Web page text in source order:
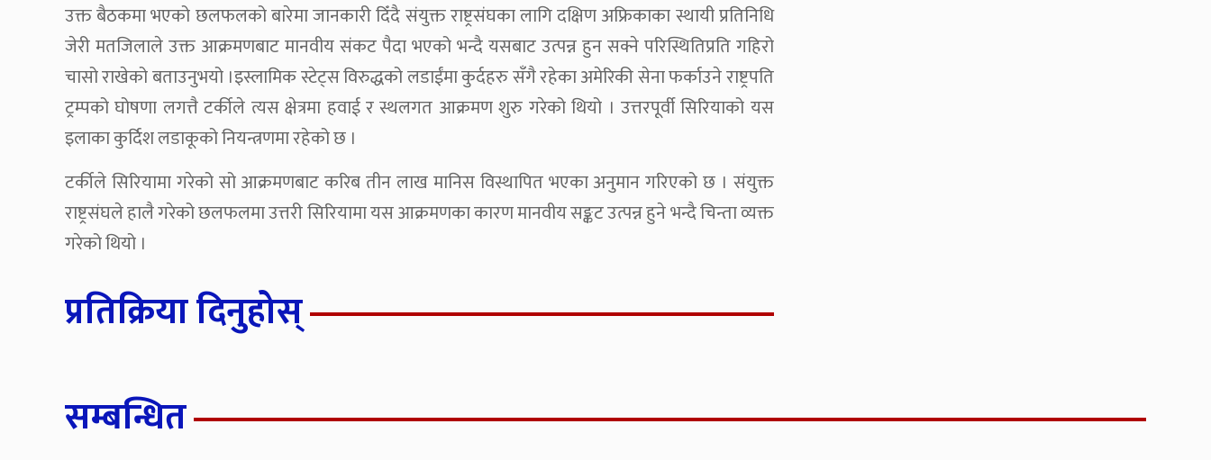
उक्त बैठकमा भएको छलफलको बारेमा जानकारी दिँदै संयुक्त राष्ट्रसंघका लागि दक्षिण अफ्रिकाका स्थायी प्रतिनिधि
जेरी मतजिलाले उक्त आक्रमणबाट मानवीय संकट पैदा भएको भन्दै यसबाट उत्पन्न हुन सक्ने परिस्थितिप्रति गहिरो
चासो राखेको बताउनुभयो ।इस्लामिक स्टेट्स विरुद्धको लडाईंमा कुर्दहरु सँगै रहेका अमेरिकी सेना फर्काउने राष्ट्रपति
ट्रम्पको घोषणा लगत्तै टर्कीले त्यस क्षेत्रमा हवाई र स्थलगत आक्रमण शुरु गरेको थियो । उत्तरपूर्वी सिरियाको यस
इलाका कुर्दिश लडाकूको नियन्त्रणमा रहेको छ ।
टर्कीले सिरियामा गरेको सो आक्रमणबाट करिब तीन लाख मानिस विस्थापित भएका अनुमान गरिएको छ । संयुक्त
राष्ट्रसंघले हालै गरेको छलफलमा उत्तरी सिरियामा यस आक्रमणका कारण मानवीय सङ्कट उत्पन्न हुने भन्दै चिन्ता व्यक्त
गरेको थियो ।
प्रतिक्रिया दिनुहोस्
सम्बन्धित